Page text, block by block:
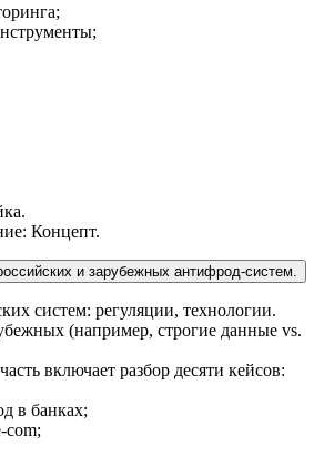
Концепт.
и зарубежных антифрод-систем.
систем: регуляции, технологии.
(например, строгие данные vs.
включает разбор десяти кейсов:
в банках;
com;